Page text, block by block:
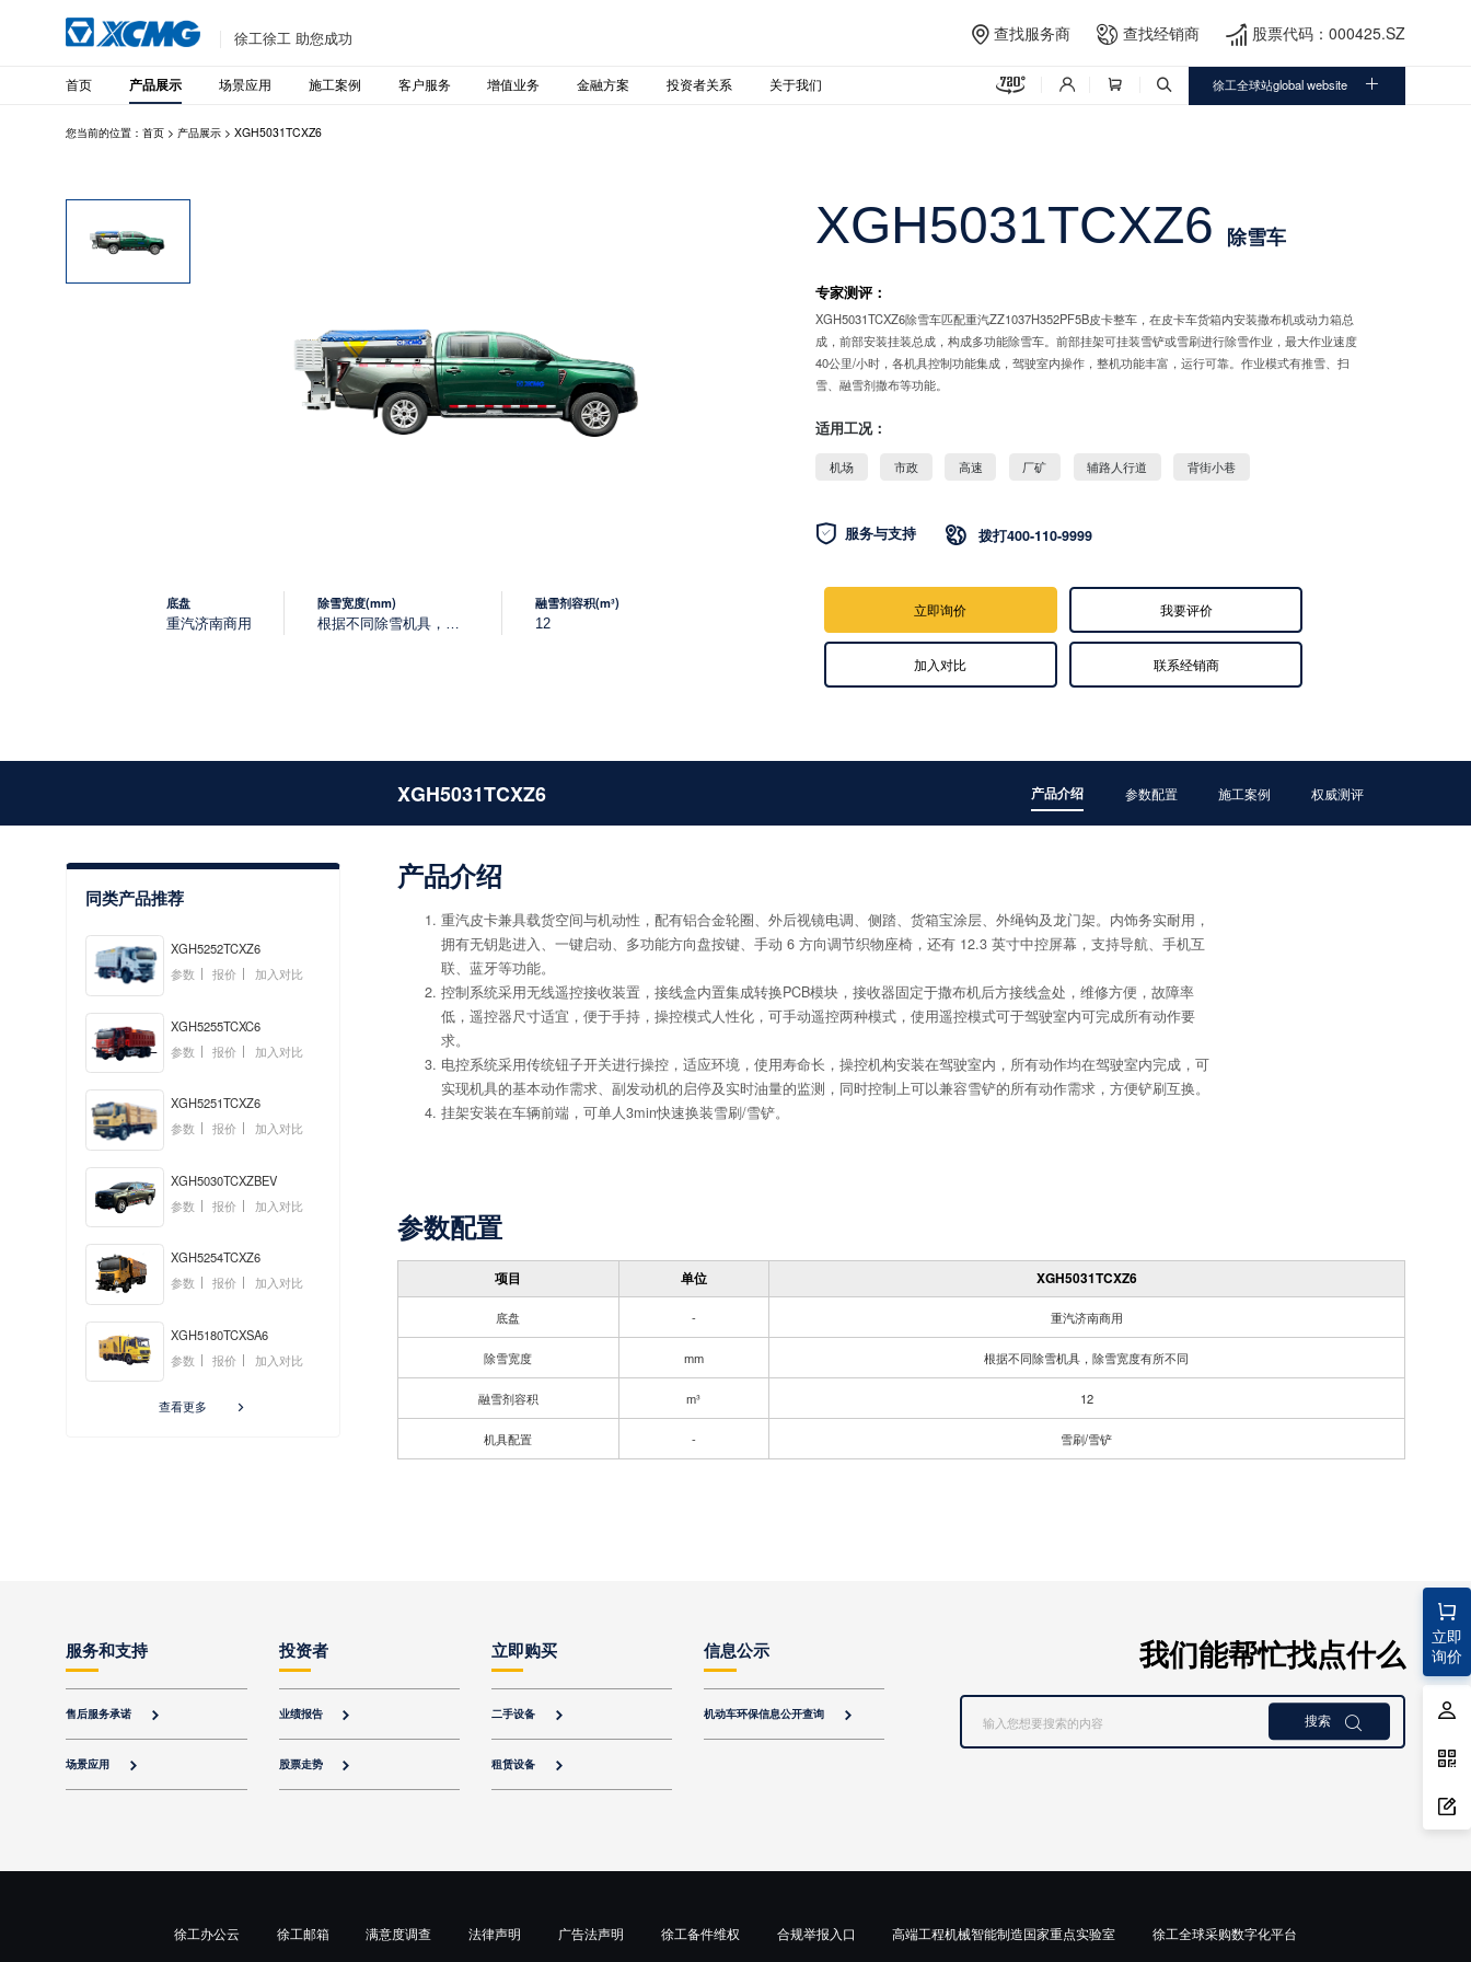
徐工徐工 助您成功  查找服务商  查找经销商  股票代码：000425.SZ
首页 产品展示 场景应用 施工案例 客户服务 增值业务 金融方案 投资者关系 关于我们     徐工全球站global website 
您当前的位置：首页 > 产品展示 >XGH5031TCXZ6
底盘
重汽济南商用
除雪宽度(mm) 融雪剂容积(m³)
12
XGH5031TCXZ6 除雪车
专家测评：
XGH5031TCXZ6除雪车匹配重汽ZZ1037H352PF5B皮卡整车，在皮卡车货箱内安装撒布机或动力箱总
成，前部安装挂装总成，构成多功能除雪车。前部挂架可挂装雪铲或雪刷进行除雪作业，最大作业速度
40公里/小时，各机具控制功能集成，驾驶室内操作，整机功能丰富，运行可靠。作业模式有推雪、扫
雪、融雪剂撒布等功能。
适用工况：
机场 市政 高速 厂矿 辅路人行道 背街小巷
 服务与支持  拨打400-110-9999
立即询价 我要评价
加入对比 联系经销商
XGH5031TCXZ6 产品介绍 参数配置 施工案例 权威测评
同类产品推荐
XGH5252TCXZ6
参数
报价 加入对比
XGH5255TCXC6
参数
报价 加入对比
XGH5251TCXZ6
参数
报价 加入对比
XGH5030TCXZBEV
参数
报价 加入对比
XGH5254TCXZ6
参数
报价 加入对比
XGH5180TCXSA6
参数
报价 加入对比
查看更多 
产品介绍
重汽皮卡兼具载货空间与机动性，配有铝合金轮圈、外后视镜电调、侧踏、货箱宝涂层、外绳钩及龙门架。内饰务实耐用，
拥有无钥匙进入、一键启动、多功能方向盘按键、手动 6 方向调节织物座椅，还有 12.3 英寸中控屏幕，支持导航、手机互
联、蓝牙等功能。
控制系统采用无线遥控接收装置，接线盒内置集成转换PCB模块，接收器固定于撒布机后方接线盒处，维修方便，故障率
低，遥控器尺寸适宜，便于手持，操控模式人性化，可手动遥控两种模式，使用遥控模式可于驾驶室内可完成所有动作要
求。
电控系统采用传统钮子开关进行操控，适应环境，使用寿命长，操控机构安装在驾驶室内，所有动作均在驾驶室内完成，可
实现机具的基本动作需求、副发动机的启停及实时油量的监测，同时控制上可以兼容雪铲的所有动作需求，方便铲刷互换。
挂架安装在车辆前端，可单人3min快速换装雪刷/雪铲。
参数配置
项目 单位 XGH5031TCXZ6
底盘 - 重汽济南商用
除雪宽度 mm 根据不同除雪机具，除雪宽度有所不同
融雪剂容积 m³ 12
机具配置 - 雪刷/雪铲
立即
询价
服务和支持
售后服务承诺 
场景应用 
投资者
业绩报告 
股票走势 
立即购买
二手设备 
租赁设备 
信息公示
机动车环保信息公开查询 
我们能帮忙找点什么
搜索 
徐工办公云 徐工邮箱 满意度调查 法律声明 广告法声明 徐工备件维权 合规举报入口 高端工程机械智能制造国家重点实验室 徐工全球采购数字化平台